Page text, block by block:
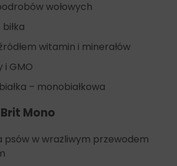
wołowych
witamin i minerałów
i GMO
– monobiałkowa
Brit Mono
psów w wrażliwym przewodem